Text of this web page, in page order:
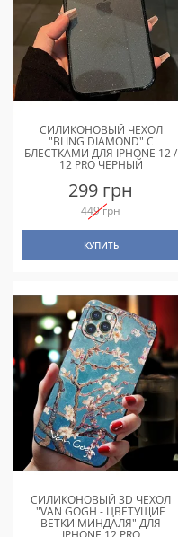
СИЛИКОНОВЫЙ ЧЕХОЛ
"BLING DIAMOND" С
БЛЕСТКАМИ ДЛЯ IPHONE 12 /
12 PRO ЧЕРНЫЙ
299 грн
449 грн
КУПИТЬ
СИЛИКОНОВЫЙ 3D ЧЕХОЛ
"VAN GOGH - ЦВЕТУЩИЕ
ВЕТКИ МИНДАЛЯ" ДЛЯ